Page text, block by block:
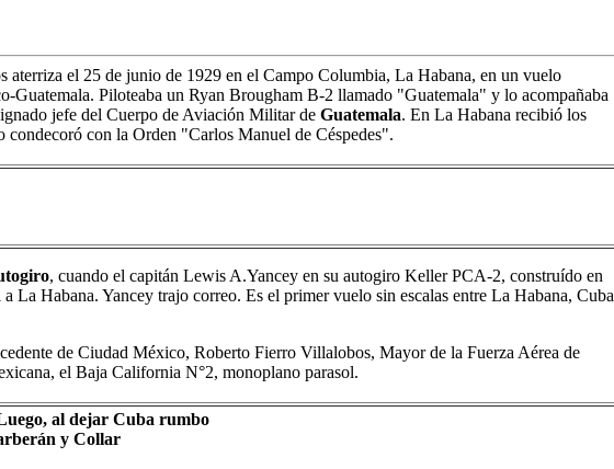
el 25 de junio de 1929 en el Campo Columbia, La Habana, en un vuelo
Piloteaba un Ryan Brougham B-2 llamado "Guatemala" y lo acompañaba
jefe del Cuerpo de Aviación Militar deGuatemala. En La Habana recibió los
condecoró con la Orden "Carlos Manuel de Céspedes".
, cuando el capitán Lewis A.Yancey en su autogiro Keller PCA-2, construído en
La Habana. Yancey trajo correo. Es el primer vuelo sin escalas entre La Habana, Cuba
de Ciudad México, Roberto Fierro Villalobos, Mayor de la Fuerza Aérea de
el Baja California N°2, monoplano parasol.
al dejar Cuba rumbo
y Collar